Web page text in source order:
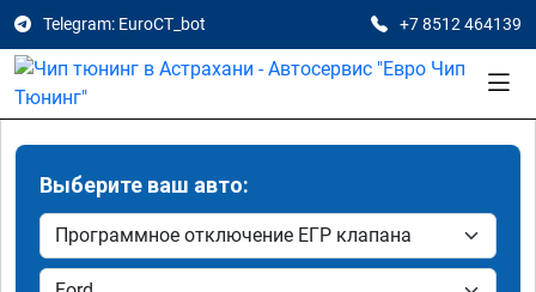
Telegram: EuroCT_bot +7 8512 464139
Выберите ваш авто: